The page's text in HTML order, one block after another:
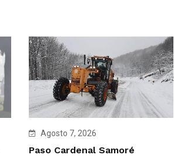
Agosto 7, 2026
Paso Cardenal Samoré